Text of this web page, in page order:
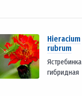
Hieracium
rubrum
Ястребинка
гибридная